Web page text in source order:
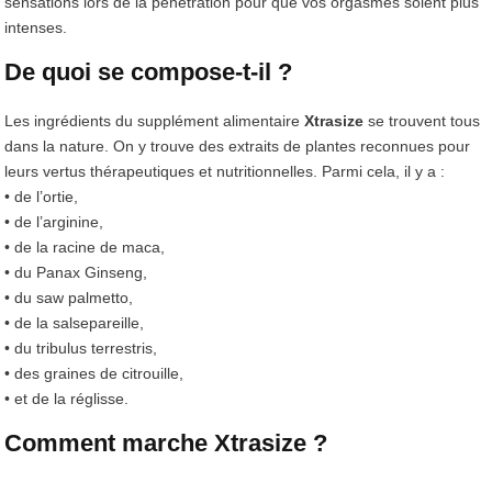
intenses.
De quoi se compose-t-il ?
Les ingrédients du supplément alimentaireXtrasize se trouvent tous
dans la nature. On y trouve des extraits de plantes reconnues pour
leurs vertus thérapeutiques et nutritionnelles. Parmi cela, il y a :
• de l’ortie,
• de l’arginine,
• de la racine de maca,
• du Panax Ginseng,
• du saw palmetto,
• de la salsepareille,
• du tribulus terrestris,
• des graines de citrouille,
• et de la réglisse.
Comment marche Xtrasize ?